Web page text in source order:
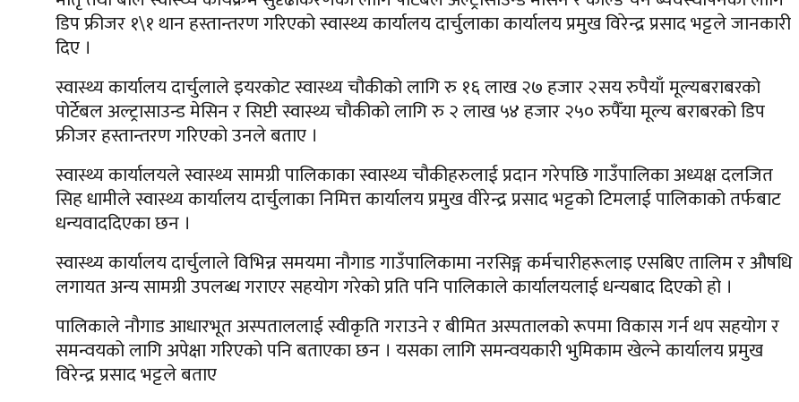
डिप फ्रीजर १\१ थान हस्तान्तरण गरिएको स्वास्थ्य कार्यालय दार्चुलाका कार्यालय प्रमुख विरेन्द्र प्रसाद भट्टले जानकारी
दिए ।
स्वास्थ्य कार्यालय दार्चुलाले इयरकोट स्वास्थ्य चौकीको लागि रु १६ लाख २७ हजार २सय रुपैयाँ मूल्यबराबरको
पोर्टेबल अल्ट्रासाउन्ड मेसिन र सिप्टी स्वास्थ्य चौकीको लागि रु २ लाख ५४ हजार २५० रुपैँया मूल्य बराबरको डिप
फ्रीजर हस्तान्तरण गरिएको उनले बताए ।
स्वास्थ्य कार्यालयले स्वास्थ्य सामग्री पालिकाका स्वास्थ्य चौकीहरुलाई प्रदान गरेपछि गाउँपालिका अध्यक्ष दलजित
सिह धामीले स्वास्थ्य कार्यालय दार्चुलाका निमित्त कार्यालय प्रमुख वीरेन्द्र प्रसाद भट्टको टिमलाई पालिकाको तर्फबाट
धन्यवाददिएका छन ।
स्वास्थ्य कार्यालय दार्चुलाले विभिन्न समयमा नौगाड गाउँपालिकामा नरसिङ्ग कर्मचारीहरूलाइ एसबिए तालिम र औषधि
लगायत अन्य सामग्री उपलब्ध गराएर सहयोग गरेको प्रति पनि पालिकाले कार्यालयलाई धन्यबाद दिएको हो ।
पालिकाले नौगाड आधारभूत अस्पताललाई स्वीकृति गराउने र बीमित अस्पतालको रूपमा विकास गर्न थप सहयोग र
समन्वयको लागि अपेक्षा गरिएको पनि बताएका छन । यसका लागि समन्वयकारी भुमिकाम खेल्ने कार्यालय प्रमुख
विरेन्द्र प्रसाद भट्टले बताए